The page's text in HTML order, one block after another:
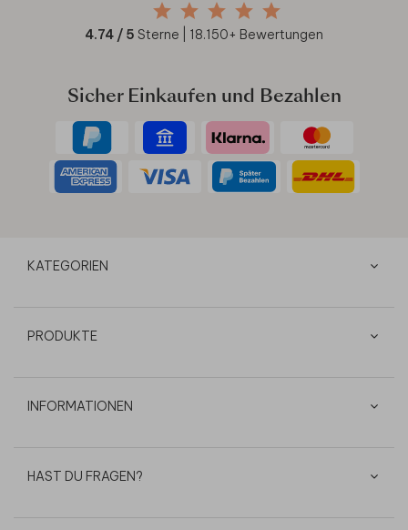
4.74 / 5 Sterne | 18.150+ Bewertungen
Sicher Einkaufen und Bezahlen
KATEGORIEN
PRODUKTE
INFORMATIONEN
HAST DU FRAGEN?